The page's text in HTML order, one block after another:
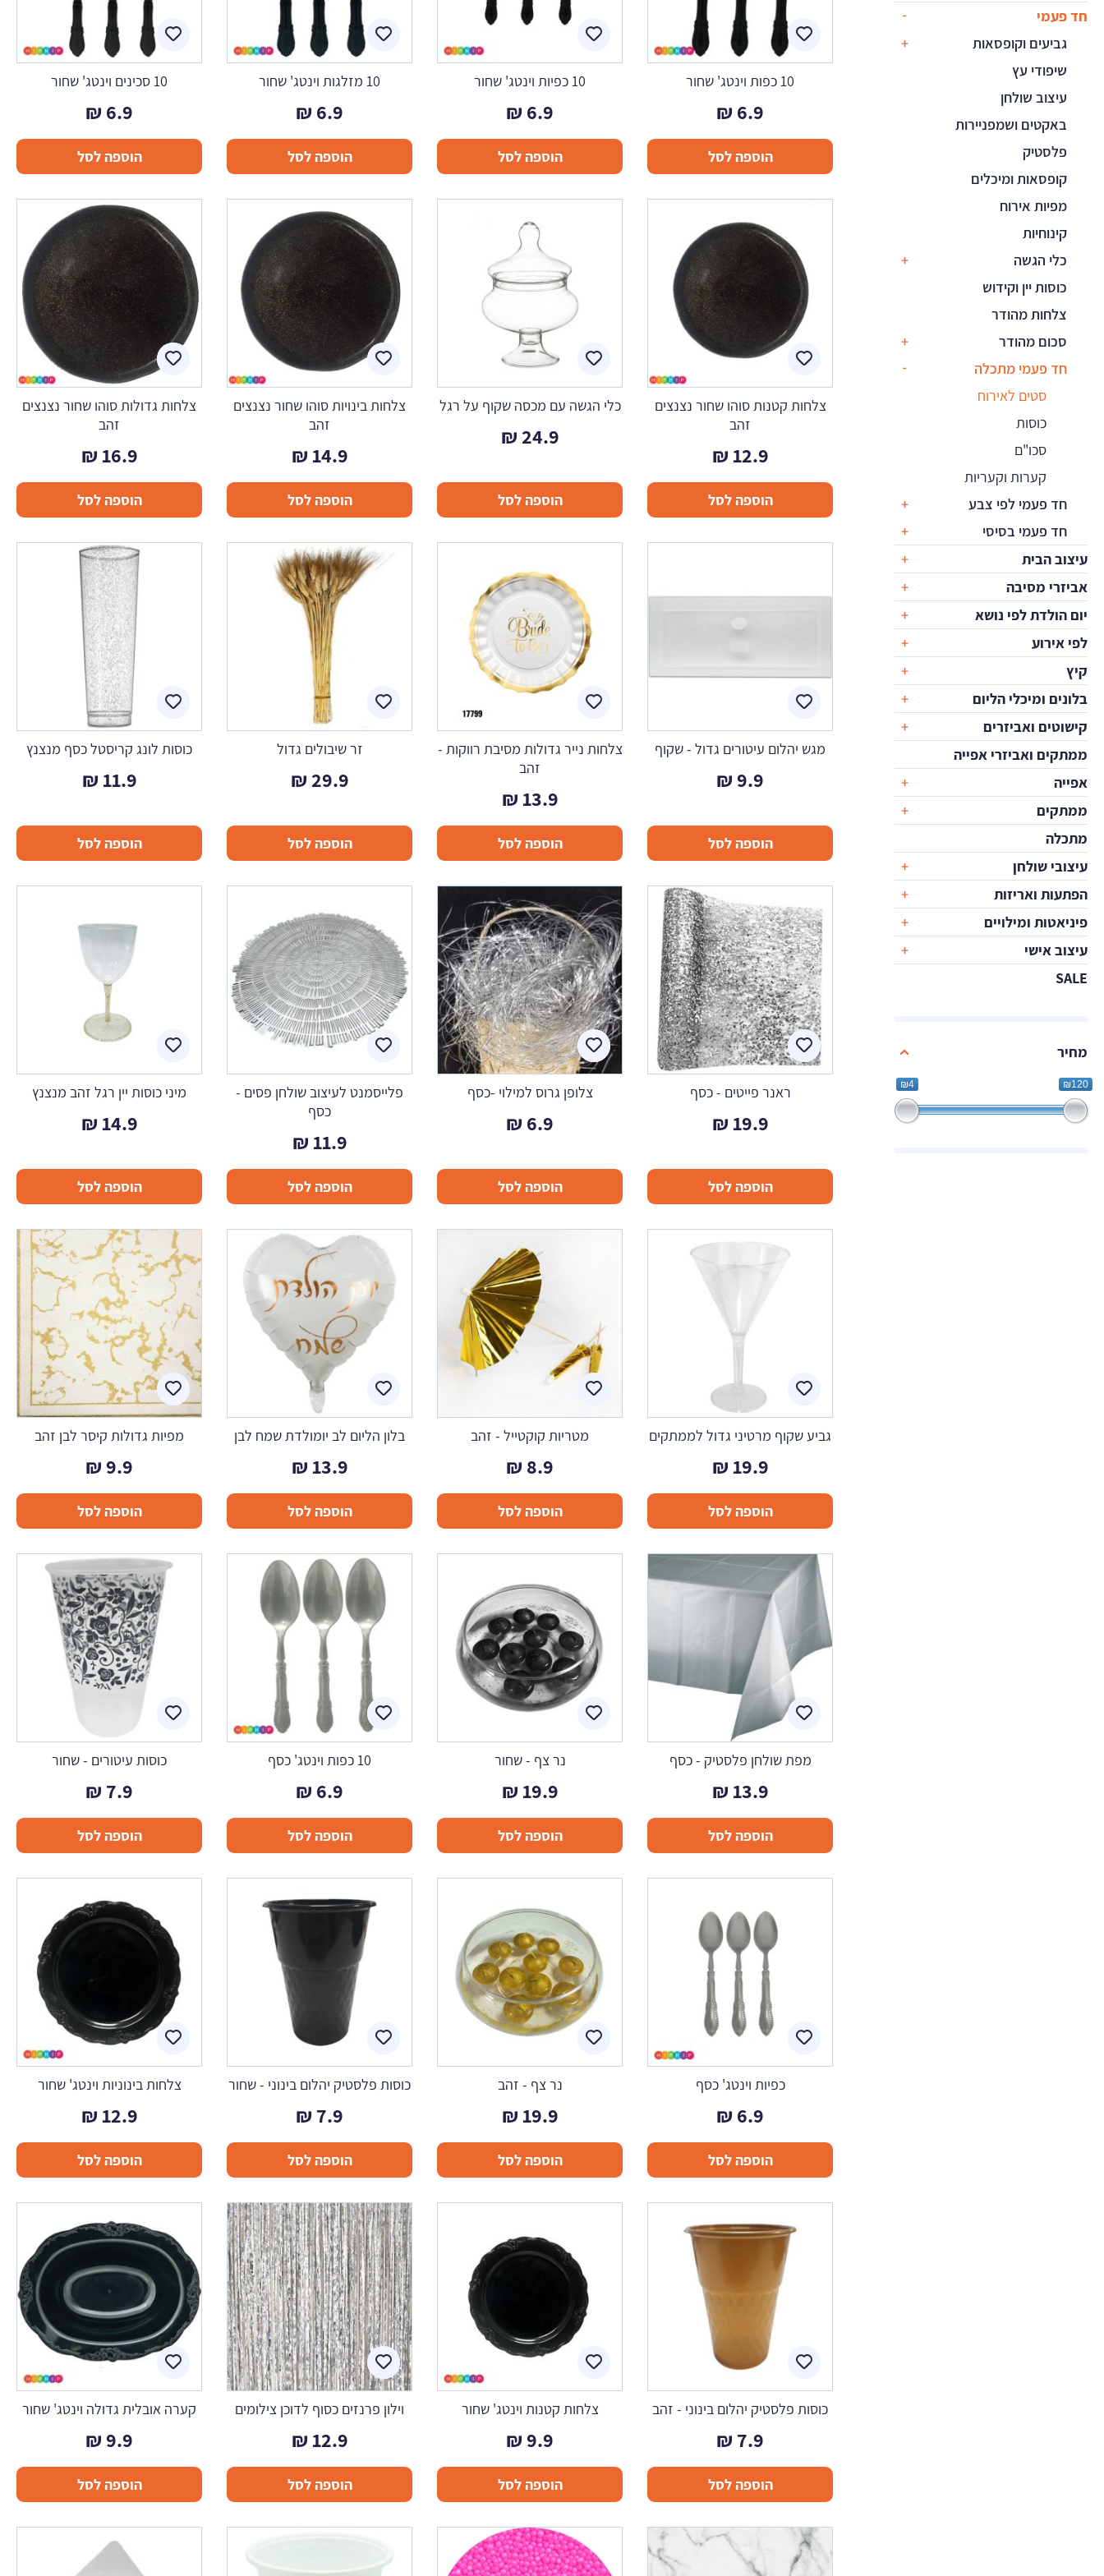
חד פעמי
גביעים וקופסאות
שיפודי עץ
עיצוב שולחן
באקטים ושמפניירות
פלסטיק
קופסאות ומיכלים
מפיות אירוח
קינוחיות
כלי הגשה
כוסות יין וקידוש
צלחות מהודר
סכום מהודר
חד פעמי מתכלה
סטים לאירוח
כוסות
סכו"ם
קערות וקעריות
חד פעמי לפי צבע
חד פעמי בסיסי
עיצוב הבית
אביזרי מסיבה
יום הולדת לפי נושא
לפי אירוע
קיץ
בלונים ומיכלי הליום
קישוטים ואביזרים
ממתקים ואביזרי אפייה
אפייה
ממתקים
מתכלה
עיצובי שולחן
הפתעות ואריזות
פיניאטות ומילויים
עיצוב אישי
SALE
מחיר
₪4 ₪120
10 כפות וינטג' שחור
6.9
₪
הוספה לסל
10 כפיות וינטג' שחור
6.9
₪
הוספה לסל
10 מזלגות וינטג' שחור
6.9
₪
הוספה לסל
10 סכינים וינטג' שחור
6.9
₪
הוספה לסל
צלחות קטנות סוהו שחור נצנצים
זהב
12.9
₪
הוספה לסל
כלי הגשה עם מכסה שקוף על רגל
24.9
₪
הוספה לסל
צלחות בינויות סוהו שחור נצנצים
זהב
14.9
₪
הוספה לסל
צלחות גדולות סוהו שחור נצנצים
זהב
16.9
₪
הוספה לסל
מגש יהלום עיטורים גדול - שקוף
9.9
₪
הוספה לסל
צלחות נייר גדולות מסיבת רווקות -
זהב
13.9
₪
הוספה לסל
זר שיבולים גדול
29.9
₪
הוספה לסל
כוסות לונג קריסטל כסף מנצנץ
11.9
₪
הוספה לסל
ראנר פייטים - כסף
19.9
₪
הוספה לסל
צלופן גרוס למילוי -כסף
6.9
₪
הוספה לסל
פלייסמנט לעיצוב שולחן פסים -
כסף
11.9
₪
הוספה לסל
מיני כוסות יין רגל זהב מנצנץ
14.9
₪
הוספה לסל
גביע שקוף מרטיני גדול לממתקים
19.9
₪
הוספה לסל
מטריות קוקטייל - זהב
8.9
₪
הוספה לסל
בלון הליום לב יומולדת שמח לבן
13.9
₪
הוספה לסל
מפיות גדולות קיסר לבן זהב
9.9
₪
הוספה לסל
מפת שולחן פלסטיק - כסף
13.9
₪
הוספה לסל
נר צף - שחור
19.9
₪
הוספה לסל
10 כפות וינטג' כסף
6.9
₪
הוספה לסל
כוסות עיטורים - שחור
7.9
₪
הוספה לסל
כפיות וינטג' כסף
6.9
₪
הוספה לסל
נר צף - זהב
19.9
₪
הוספה לסל
כוסות פלסטיק יהלום בינוני - שחור
7.9
₪
הוספה לסל
צלחות בינוניות וינטג' שחור
12.9
₪
הוספה לסל
כוסות פלסטיק יהלום בינוני - זהב
7.9
₪
הוספה לסל
צלחות קטנות וינטג' שחור
9.9
₪
הוספה לסל
וילון פרנזים כסוף לדוכן צילומים
12.9
₪
הוספה לסל
קערה אובלית גדולה וינטג' שחור
9.9
₪
הוספה לסל